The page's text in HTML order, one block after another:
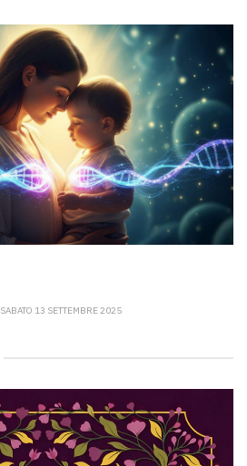
SABATO 13 SETTEMBRE 2025